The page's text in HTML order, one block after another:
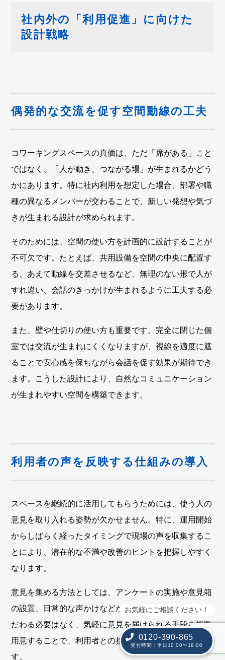
お気軽にご相談ください！
0120-390-865
受付時間：平日10:00〜18:00
社内外の「利用促進」に向けた
設計戦略
偶発的な交流を促す空間動線の工夫
コワーキングスペースの真価は、ただ「席がある」こと
ではなく、「人が動き、つながる場」が生まれるかどう
かにあります。特に社内利用を想定した場合、部署や職
種の異なるメンバーが交わることで、新しい発想や気づ
きが生まれる設計が求められます。
そのためには、空間の使い方を計画的に設計することが
不可欠です。たとえば、共用設備を空間の中央に配置す
る、あえて動線を交差させるなど、無理のない形で人が
すれ違い、会話のきっかけが生まれるように工夫する必
要があります。
また、壁や仕切りの使い方も重要です。完全に閉じた個
室では交流が生まれにくくなりますが、視線を適度に遮
ることで安心感を保ちながら会話を促す効果が期待でき
ます。こうした設計により、自然なコミュニケーション
が生まれやすい空間を構築できます。
利用者の声を反映する仕組みの導入
スペースを継続的に活用してもらうためには、使う人の
意見を取り入れる姿勢が欠かせません。特に、運用開始
からしばらく経ったタイミングで現場の声を収集するこ
とにより、潜在的な不満や改善のヒントを把握しやすく
なります。
意見を集める方法としては、アンケートの実施や意見箱
の設置、日常的な声かけなどが考えられます。形式にこ
だわる必要はなく、気軽に意見を届けられる手段を複数
用意することで、利用者との接点を増やすことが可能で
す。